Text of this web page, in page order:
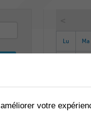
Lu Ma
15 16
votre